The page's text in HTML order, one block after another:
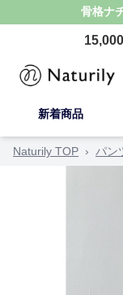
骨格ナ
15,000
新着商品
Naturily TOP › パン